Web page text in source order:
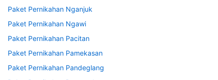
Paket Pernikahan Nganjuk
Paket Pernikahan Ngawi
Paket Pernikahan Pacitan
Paket Pernikahan Pamekasan
Paket Pernikahan Pandeglang